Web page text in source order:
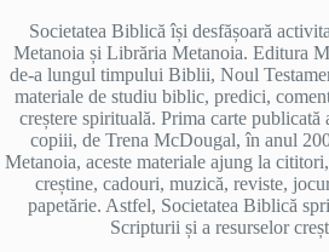
Societatea Biblică își desfășoară
Metanoia și Librăria Metanoia. Editura
de-a lungul timpului Biblii, Noul
materiale de studiu biblic, predici,
creștere spirituală. Prima carte publicată
copiii, de Trena McDougal, în anul
Metanoia, aceste materiale ajung la
creștine, cadouri, muzică, reviste,
papetărie. Astfel, Societatea Biblică
Scripturii și a resurselor